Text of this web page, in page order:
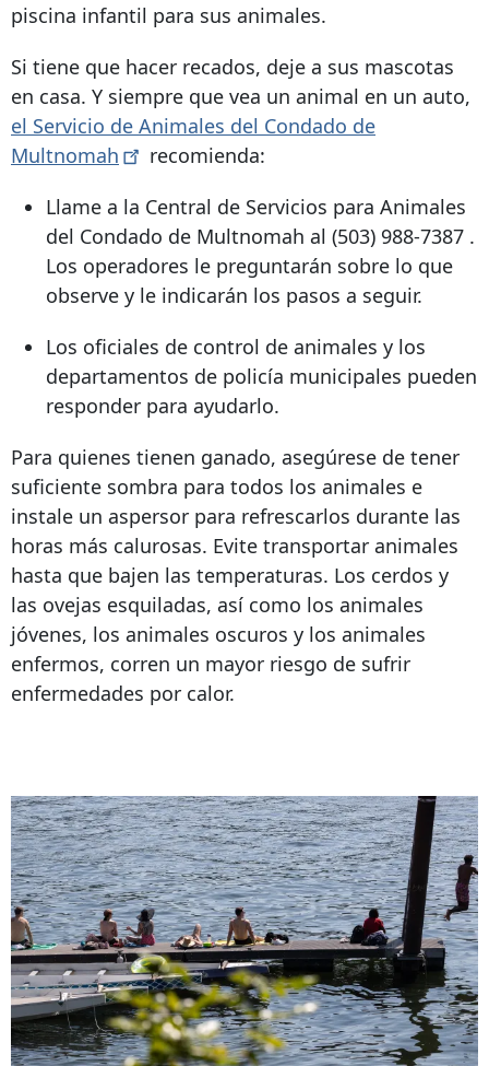
piscina infantil para sus animales.
Si tiene que hacer recados, deje a sus mascotas
en casa. Y siempre que vea un animal en un auto,
el Servicio de Animales del Condado de
Multnomah
recomienda:
Llame a la Central de Servicios para Animales
del Condado de Multnomah al (503) 988-7387 .
Los operadores le preguntarán sobre lo que
observe y le indicarán los pasos a seguir.
Los oficiales de control de animales y los
departamentos de policía municipales pueden
responder para ayudarlo.
Para quienes tienen ganado, asegúrese de tener
suficiente sombra para todos los animales e
instale un aspersor para refrescarlos durante las
horas más calurosas. Evite transportar animales
hasta que bajen las temperaturas. Los cerdos y
las ovejas esquiladas, así como los animales
jóvenes, los animales oscuros y los animales
enfermos, corren un mayor riesgo de sufrir
enfermedades por calor.